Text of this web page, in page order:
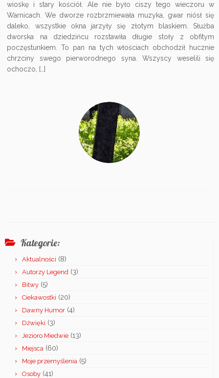
wioskę i stary kościół. Ale nie było ciszy tego wieczoru w
Warnicach. We dworze rozbrzmiewała muzyka, gwar niósł się
daleko, wszystkie okna jarzyły się złotym blaskiem. Służba
dworska na dziedzińcu rozstawiła długie stoły z obfitym
poczęstunkiem. To pan na tych włościach obchodził hucznie
chrzciny swego pierworodnego syna. Wszyscy weselili się
ochoczo, […]
Kategorie:
Aktualności (8)
Autorzy Legend (3)
Bitwy (5)
Ciekawostki (20)
Dawny Humor (4)
Dźwięki (3)
Jezioro Miedwie (13)
Miejsca (60)
Moje przemyślenia (5)
Osoby (41)